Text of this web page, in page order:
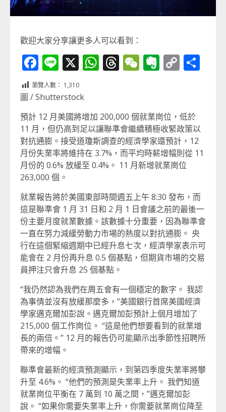
歡迎大家分享讓更多人可以看到：
Facebook
Line
X WhatsApp
Threads
WeChat
Evernote
Copy
瀏覽人數： 1,310
圖 / Shutterstock
預計 12 月美國將增加 200,000 個就業崗位，低於
11 月，但仍高到足以讓聯準會繼續積極收緊政策以
對抗通膨。接受道瓊斯調查的經濟學家還預計，12
月份失業率將維持在 3.7%，而平均時薪增幅則從 11
月份的 0.6% 放緩至 0.4%。 11 月新增就業崗位
263,000 個。
就業報告將於美國東部時間週五上午 8:30 發布，而
這是聯準會 1 月 31 日和 2 月 1 日會議之前的最後一
份主要月度就業數據。該數據十分重要，因為聯準會
一直在努力減緩勞動力市場的熱度以對抗通膨。 央
行在這個緊縮週期中已經升息七次，經濟學家表示可
能會在 2 月份再升息 0.5 個基點，但期貨市場的交易
員押注只會升息 25 個基點。
“我仍然認為我們在周五會有一個穩定的數字。 我認
為事情並沒有放緩那麼多，”美國銀行首席美國經濟
學家邁克爾加彭說。邁克爾加彭預計上個月增加了
215,000 個工作崗位。 “這是他們想要看到的就業增
長的兩倍。” 12 月的報告仍可能顯示出季節性招聘所
帶來的增幅。
聯準會最新的經濟預測顯示，到第四季度失業率將攀
升至 4.6%。 “他們的預測是失業率上升。 我們知道
就業崗位平衡在 7 萬到 10 萬之間，”邁克爾加彭
說。 “如果你需要失業率上升，你需要就業崗位降至